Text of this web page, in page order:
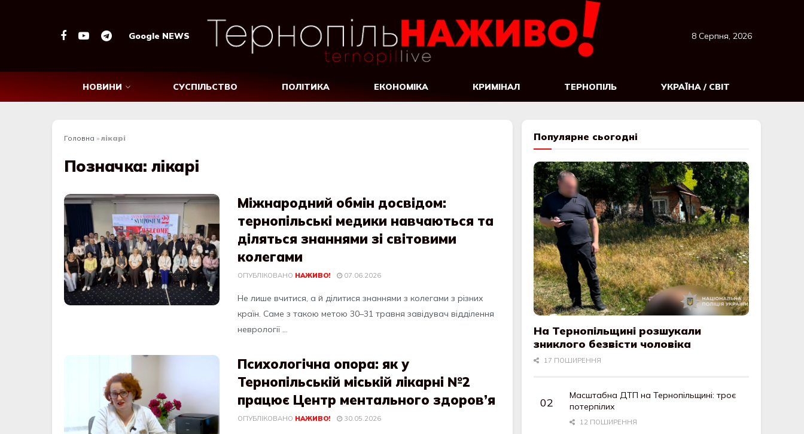
Google NEWS 8 Серпня, 2026
НОВИНИ СУСПІЛЬСТВО ПОЛІТИКА ЕКОНОМІКА КРИМІНАЛ ТЕРНОПІЛЬ УКРАЇНА / СВІТ
Головна » лікарі
Позначка: лікарі
Міжнародний обмін досвідом:
тернопільські медики навчаються та
діляться знаннями зі світовими
колегами
ОПУБЛІКОВАНО НАЖИВО! 07.06.2026
Не лише вчитися, а й ділитися знаннями з колегами з різних
країн. Саме з такою метою 30–31 травня завідувач відділення
неврології ...
Психологічна опора: як у
Тернопільській міській лікарні №2
працює Центр ментального здоров’я
ОПУБЛІКОВАНО НАЖИВО! 30.05.2026
Популярне сьогодні
На Тернопільщині розшукали
зниклого безвісти чоловіка
17 ПОШИРЕННЯ
Масштабна ДТП на Тернопільщині: троє
потерпілих
12 ПОШИРЕННЯ